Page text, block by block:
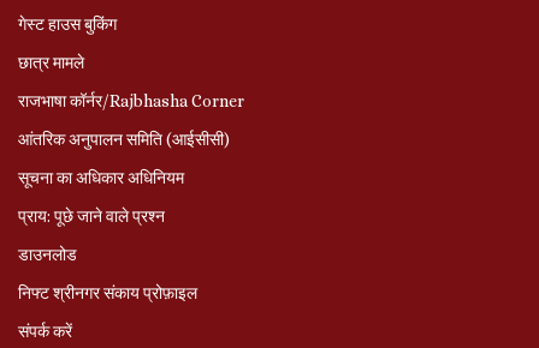
गेस्ट हाउस बुकिंग
छात्र मामले
राजभाषा कॉर्नर/Rajbhasha Corner
आंतरिक अनुपालन समिति (आईसीसी)
सूचना का अधिकार अधिनियम
प्राय: पूछे जाने वाले प्रश्‍न
डाउनलोड
निफ्ट श्रीनगर संकाय प्रोफ़ाइल
संपर्क करें